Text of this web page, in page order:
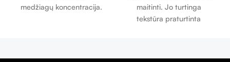
medžiagų koncentracija.
maitinti. Jo turtinga
tekstūra praturtinta